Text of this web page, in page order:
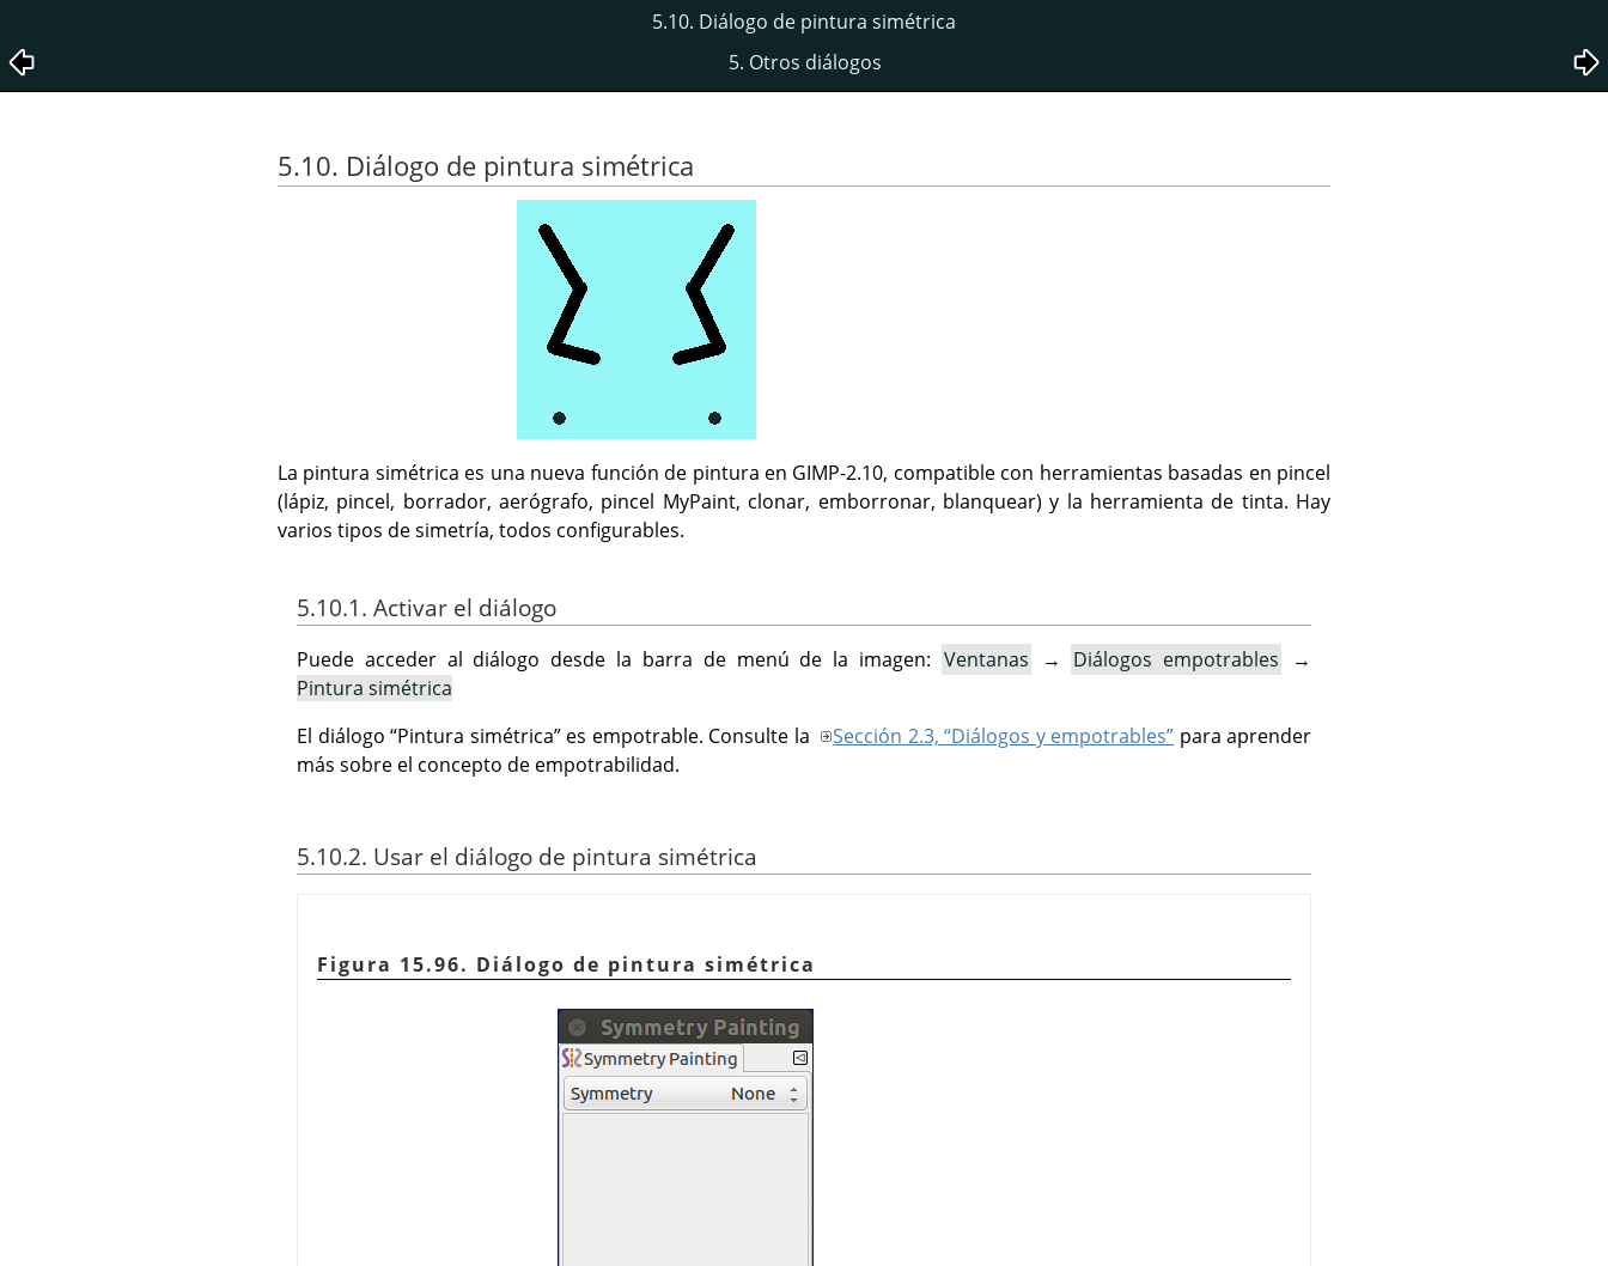
5.10. Diálogo de pintura simétrica
5. Otros diálogos
5.10. Diálogo de pintura simétrica
La pintura simétrica es una nueva función de pintura en GIMP-2.10, compatible con herramientas basadas en pincel
(lápiz, pincel, borrador, aerógrafo, pincel MyPaint, clonar, emborronar, blanquear) y la herramienta de tinta. Hay
varios tipos de simetría, todos configurables.
5.10.1. Activar el diálogo
Puede acceder al diálogo desde la barra de menú de la imagen: Ventanas → Diálogos empotrables
→
Pintura simétrica
El diálogo “Pintura simétrica”es empotrable. Consulte la Sección 2.3, “Diálogos y empotrables” para aprender
más sobre el concepto de empotrabilidad.
5.10.2. Usar el diálogo de pintura simétrica
Figura 15.96. Diálogo de pintura simétrica